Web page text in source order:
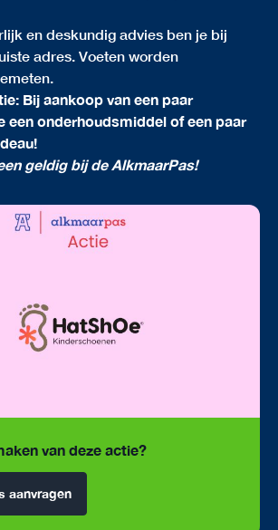
en deskundig advies ben je bij
adres. Voeten worden
Bij aankoop van een paar
een onderhoudsmiddel of een paar
geldig bij de AlkmaarPas!
van deze actie?
aanvragen